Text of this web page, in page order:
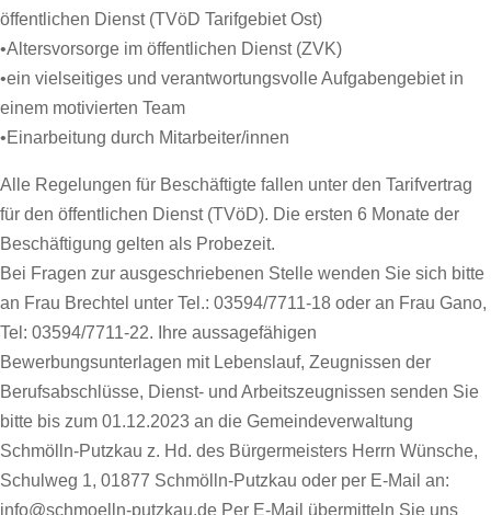
öffentlichen Dienst (TVöD Tarifgebiet Ost)
•Altersvorsorge im öffentlichen Dienst (ZVK)
•ein vielseitiges und verantwortungsvolle Aufgabengebiet in
einem motivierten Team
•Einarbeitung durch Mitarbeiter/innen
Alle Regelungen für Beschäftigte fallen unter den Tarifvertrag
für den öffentlichen Dienst (TVöD). Die ersten 6 Monate der
Beschäftigung gelten als Probezeit.
Bei Fragen zur ausgeschriebenen Stelle wenden Sie sich bitte
an Frau Brechtel unter Tel.: 03594/7711-18 oder an Frau Gano,
Tel: 03594/7711-22. Ihre aussagefähigen
Bewerbungsunterlagen mit Lebenslauf, Zeugnissen der
Berufsabschlüsse, Dienst- und Arbeitszeugnissen senden Sie
bitte bis zum 01.12.2023 an die Gemeindeverwaltung
Schmölln-Putzkau z. Hd. des Bürgermeisters Herrn Wünsche,
Schulweg 1, 01877 Schmölln-Putzkau oder per E-Mail an:
info@schmoelln-putzkau.de Per E-Mail übermitteln Sie uns